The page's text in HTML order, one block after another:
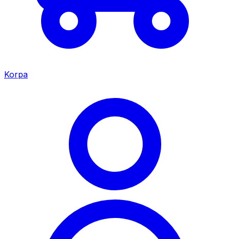
Korpa